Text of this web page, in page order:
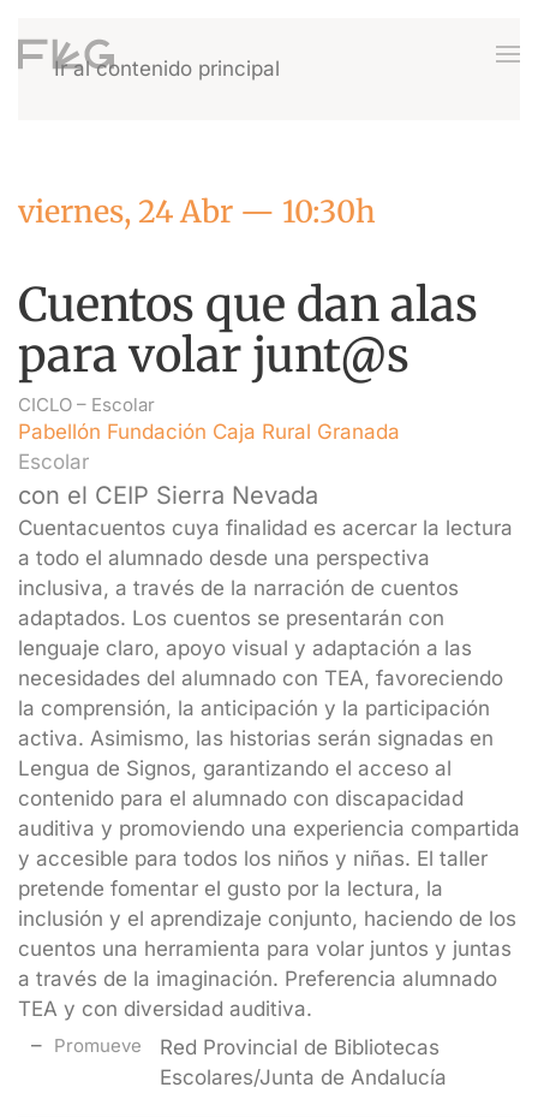
Ir al contenido principal
viernes, 24 Abr — 10:30h
Cuentos que dan alas
para volar junt@s
CICLO – Escolar
Pabellón Fundación Caja Rural Granada
Escolar
con el CEIP Sierra Nevada
Cuentacuentos cuya finalidad es acercar la lectura
a todo el alumnado desde una perspectiva
inclusiva, a través de la narración de cuentos
adaptados. Los cuentos se presentarán con
lenguaje claro, apoyo visual y adaptación a las
necesidades del alumnado con TEA, favoreciendo
la comprensión, la anticipación y la participación
activa. Asimismo, las historias serán signadas en
Lengua de Signos, garantizando el acceso al
contenido para el alumnado con discapacidad
auditiva y promoviendo una experiencia compartida
y accesible para todos los niños y niñas. El taller
pretende fomentar el gusto por la lectura, la
inclusión y el aprendizaje conjunto, haciendo de los
cuentos una herramienta para volar juntos y juntas
a través de la imaginación. Preferencia alumnado
TEA y con diversidad auditiva.
Promueve
Red Provincial de Bibliotecas
Escolares/Junta de Andalucía